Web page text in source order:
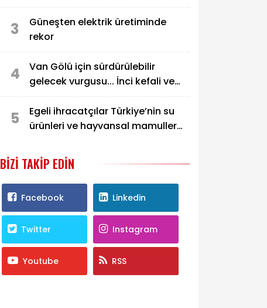
3
Güneşten elektrik üretiminde
rekor
4
Van Gölü için sürdürülebilir
gelecek vurgusu... İnci kefali ve
5
Egeli ihracatçılar Türkiye’nin su
ürünleri ve hayvansal mamuller
BIZI TAKIP EDIN
Facebook Linkedin
Twitter Instagram
Youtube RSS